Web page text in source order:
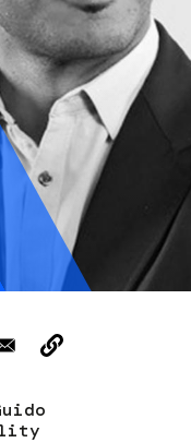
accessibilitàBiglietti